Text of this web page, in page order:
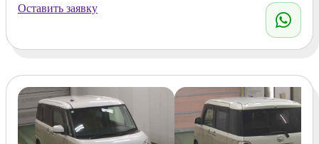
Оставить заявку